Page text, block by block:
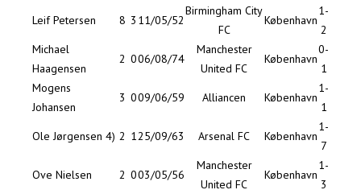
Leif Petersen
8 3 11/05/52
Birmingham City
FC
København
1-
2
Michael
Haagensen
2 006/08/74
Manchester
United FC
København
0-
1
Mogens
Johansen
3 009/06/59 Alliancen København
1-
1
Ole Jørgensen 4) 2 125/09/63 Arsenal FC København
1-
7
Ove Nielsen
2 003/05/56
Manchester
United FC
København
1-
3